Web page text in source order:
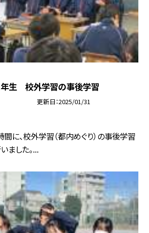
２年生 校外学習の事後学習
更新日 2025/01/31
に、校外学習（都内めぐり）の事後学習
ました。...